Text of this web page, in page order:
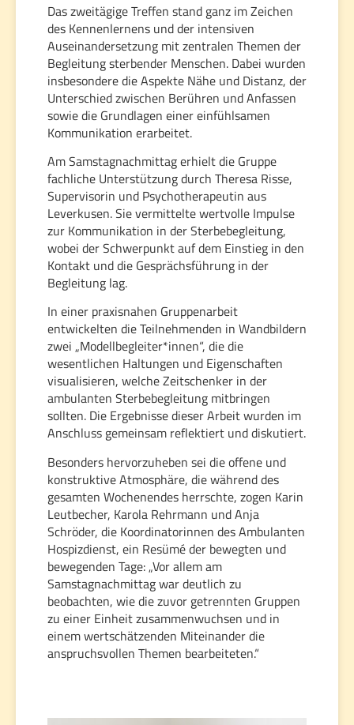
Das zweitägige Treffen stand ganz im Zeichen
des Kennenlernens und der intensiven
Auseinandersetzung mit zentralen Themen der
Begleitung sterbender Menschen. Dabei wurden
insbesondere die Aspekte Nähe und Distanz, der
Unterschied zwischen Berühren und Anfassen
sowie die Grundlagen einer einfühlsamen
Kommunikation erarbeitet.
Am Samstagnachmittag erhielt die Gruppe
fachliche Unterstützung durch Theresa Risse,
Supervisorin und Psychotherapeutin aus
Leverkusen. Sie vermittelte wertvolle Impulse
zur Kommunikation in der Sterbebegleitung,
wobei der Schwerpunkt auf dem Einstieg in den
Kontakt und die Gesprächsführung in der
Begleitung lag.
In einer praxisnahen Gruppenarbeit
entwickelten die Teilnehmenden in Wandbildern
zwei „Modellbegleiter*innen“, die die
wesentlichen Haltungen und Eigenschaften
visualisieren, welche Zeitschenker in der
ambulanten Sterbebegleitung mitbringen
sollten. Die Ergebnisse dieser Arbeit wurden im
Anschluss gemeinsam reflektiert und diskutiert.
Besonders hervorzuheben sei die offene und
konstruktive Atmosphäre, die während des
gesamten Wochenendes herrschte, zogen Karin
Leutbecher, Karola Rehrmann und Anja
Schröder, die Koordinatorinnen des Ambulanten
Hospizdienst, ein Resümé der bewegten und
bewegenden Tage: „Vor allem am
Samstagnachmittag war deutlich zu
beobachten, wie die zuvor getrennten Gruppen
zu einer Einheit zusammenwuchsen und in
einem wertschätzenden Miteinander die
anspruchsvollen Themen bearbeiteten.“